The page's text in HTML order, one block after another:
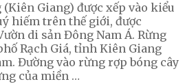
Giang) được xếp vào kiểu
hiếm trên thế giới, được
di sản Đông Nam Á. Rừng
Rạch Giá, tỉnh Kiên Giang
Đường vào rừng rợp bóng cây
của miền …